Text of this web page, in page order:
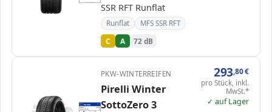
SSR RFT Runflat
Runflat MFS SSR RFT
C A 72 dB
ENERG
Pirelli
3256100
225/40 R20 94V
C1
PKW-WINTERREIFEN
Pirelli Winter
SottoZero 3
293,80€
pro Stück, inkl.
MwSt.*
✓ auf Lager